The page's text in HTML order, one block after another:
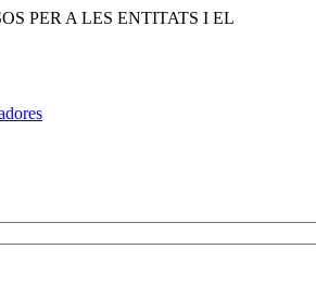
PER A LES ENTITATS I EL